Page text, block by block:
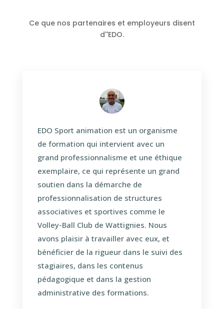
Ce que nos partenaires et employeurs disent
d''EDO.
EDO Sport animation est un organisme
de formation qui intervient avec un
grand professionnalisme et une éthique
exemplaire, ce qui représente un grand
soutien dans la démarche de
professionnalisation de structures
associatives et sportives comme le
Volley-Ball Club de Wattignies. Nous
avons plaisir à travailler avec eux, et
bénéficier de la rigueur dans le suivi des
stagiaires, dans les contenus
pédagogique et dans la gestion
administrative des formations.